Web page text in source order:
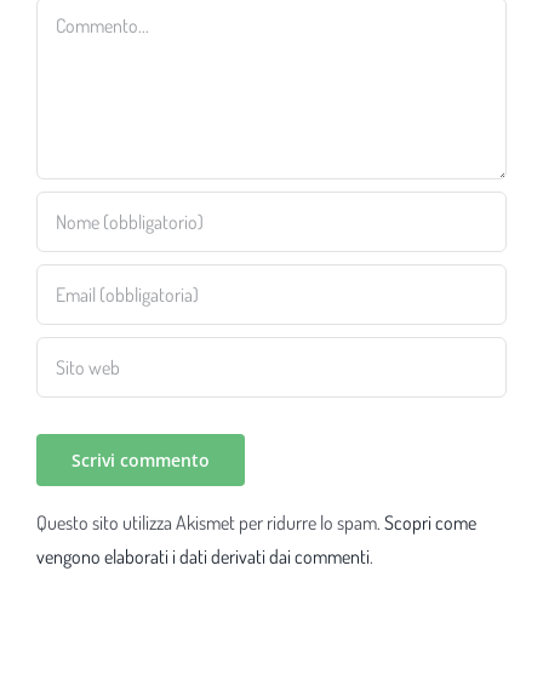
Commento
Questo sito utilizza Akismet per ridurre lo spam. Scopri come
vengono elaborati i dati derivati dai commenti.